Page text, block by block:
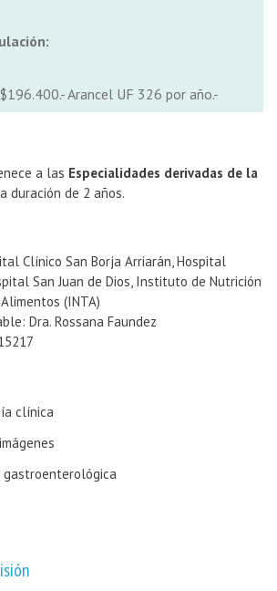
Arancel UF 326 por año.-
a las Especialidades derivadas de la
duración de 2 años.
Clínico San Borja Arriarán, Hospital
San Juan de Dios, Instituto de Nutrición
(INTA)
Dra. Rossana Faundez
clínica